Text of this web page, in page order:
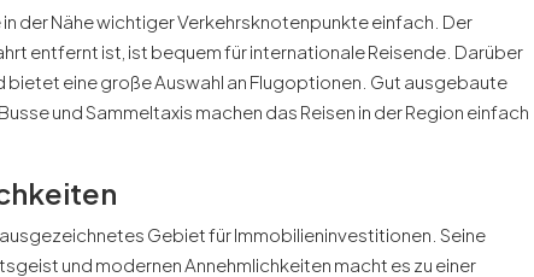
der Nähe wichtiger Verkehrsknotenpunkte einfach. Der
entfernt ist, ist bequem für internationale Reisende. Darüber
bietet eine große Auswahl an Flugoptionen. Gut ausgebaute
und Sammeltaxis machen das Reisen in der Region einfach
Gebiet für Immobilieninvestitionen. Seine
und modernen Annehmlichkeiten macht es zu einer